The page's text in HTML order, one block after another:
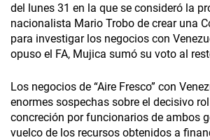
del lunes 31 en la que se consideró la
nacionalista Mario Trobo de crear una
para investigar los negocios con
opuso el FA, Mujica sumó su voto al
Los negocios de “Aire Fresco” con
enormes sospechas sobre el decisivo
concreción por funcionarios de ambos
vuelco de los recursos obtenidos a